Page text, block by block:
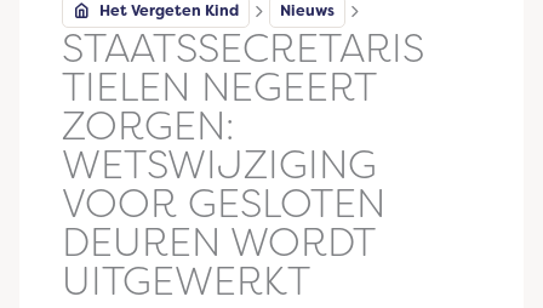
Het Vergeten Kind Nieuws
STAATSSECRETARIS
TIELEN NEGEERT
ZORGEN:
WETSWIJZIGING
VOOR GESLOTEN
DEUREN WORDT
UITGEWERKT